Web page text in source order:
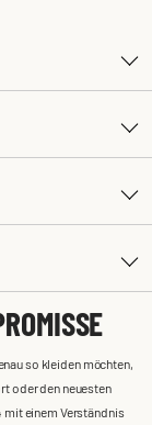
so kleiden möchten,
oder den neuesten
mit einem Verständnis